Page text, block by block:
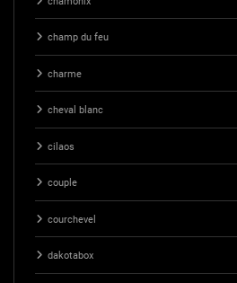
champ du feu
charme
cheval blanc
cilaos
couple
courchevel
dakotabox